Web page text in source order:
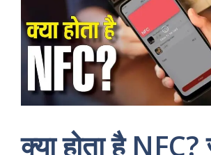
क्या होता है NFC?